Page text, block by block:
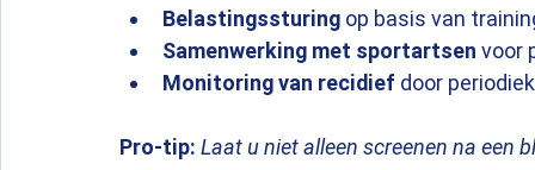
Belastingssturing op basis van
Samenwerking met sportartsen voor
Monitoring van recidief door
Pro-tip: Laat u niet alleen screenen na een